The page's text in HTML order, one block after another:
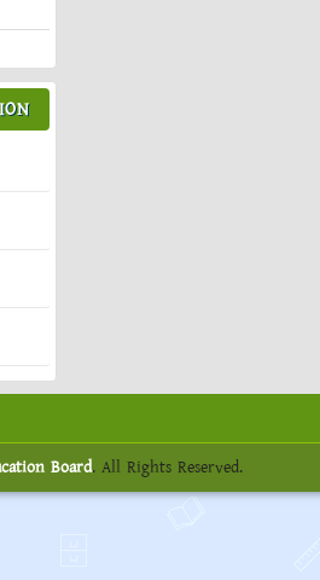
Board. All Rights Reserved.